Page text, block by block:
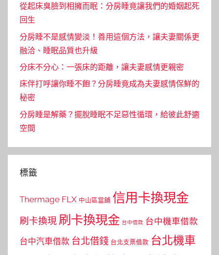
從起床臭臉到相擁而眠：分房睡竟讓我們的婚姻起死
回生
分房睡不是感情變淡！善用這個方法，讓夫妻關係更
融洽、睡眠品質也升級
分床不分心：一張床的距離，讓夫妻感情更親密
床伴打呼讓你睡不飽？分房睡竟成為夫妻感情保鮮的
秘密
分房睡是解藥？擺脫睡眠不足惡性循環，給彼此舒適
空間
標籤
Thermage FLX 中山區當舖 信用卡換現金
刷卡換現 刷卡換現金 台中借款 台中機車借款
台中汽車借款 台北借錢 台北支票借款 台北機車